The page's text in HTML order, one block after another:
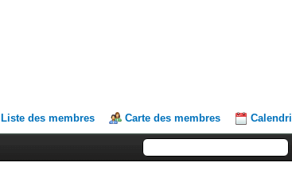
Liste des membres Carte des membres